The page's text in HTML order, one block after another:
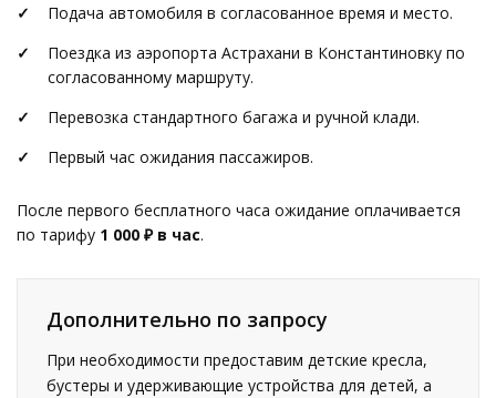
Подача автомобиля в согласованное время и место.
Поездка из аэропорта Астрахани в Константиновку по
согласованному маршруту.
Перевозка стандартного багажа и ручной клади.
Первый час ожидания пассажиров.
После первого бесплатного часа ожидание оплачивается
по тарифу 1 000 ₽ в час.
Дополнительно по запросу
При необходимости предоставим детские кресла,
бустеры и удерживающие устройства для детей, а